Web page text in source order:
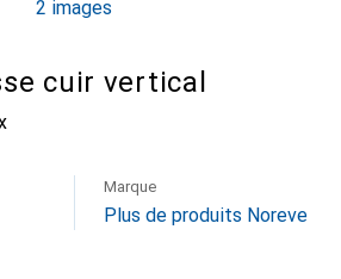
2 images
cuir vertical
Marque
Plus de produits Noreve